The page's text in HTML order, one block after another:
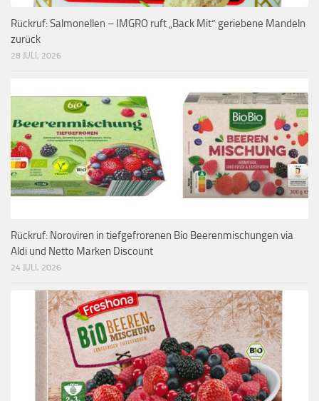
Rückruf: Salmonellen – IMGRO ruft „Back Mit“ geriebene Mandeln
zurück
28 JULI, 2026
Rückruf: Noroviren in tiefgefrorenen Bio Beerenmischungen via
Aldi und Netto Marken Discount
24 JULI, 2026